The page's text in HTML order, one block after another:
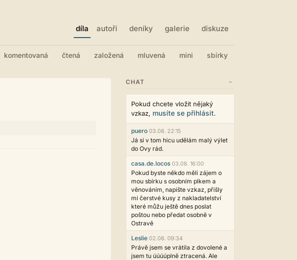
díla autoři deníky galerie diskuze
komentovaná čtená založená mluvená mini sbírky
CHAT −
Pokud chcete vložit nějaký
vzkaz, musíte se přihlásit.
puero 03.08. 22:15
Já si v tom hicu udělám malý výlet
do Ovy rád.
casa.de.locos 03.08. 16:00
Pokud byste někdo měli zájem o
mou sbírku s osobním plkem a
věnováním, napište vzkaz, přišly
mi čerstvé kusy z nakladatelství
které můžu ještě dnes poslat
poštou nebo předat osobně v
Ostravě
Leslie 02.08. 09:34
Právě jsem se vrátila z dovolené a
jsem tu úúúúplně ztracená. Ale